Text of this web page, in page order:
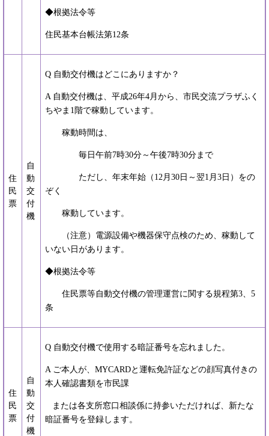
◆根拠法令等
住民基本台帳法第12条
住
民
票
自
動
交
付
機
Q 自動交付機はどこにありますか？
A 自動交付機は、平成26年4月から、市民交流プラザふく
ちやま1階で稼動しています。
稼動時間は、
毎日午前7時30分～午後7時30分まで
ただし、年末年始（12月30日～翌1月3日）をの
ぞく
稼動しています。
（注意）電源設備や機器保守点検のため、稼動して
いない日があります。
◆根拠法令等
住民票等自動交付機の管理運営に関する規程第3、5
条
住
民
票
自
動
交
付
機
Q 自動交付機で使用する暗証番号を忘れました。
A ご本人が、MYCARDと運転免許証などの顔写真付きの
本人確認書類を市民課
または各支所窓口相談係に持参いただければ、新たな
暗証番号を登録します。